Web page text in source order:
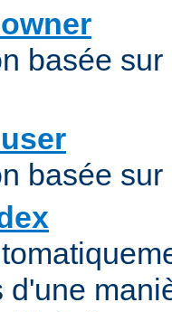
basée
basée
d'une